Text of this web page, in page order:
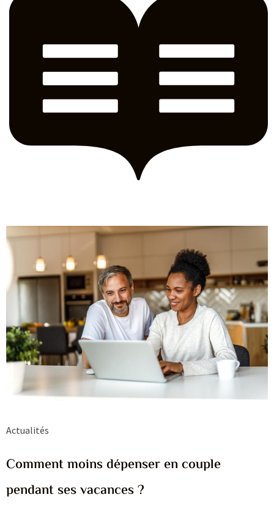
Actualités
Comment moins dépenser en couple
pendant ses vacances ?